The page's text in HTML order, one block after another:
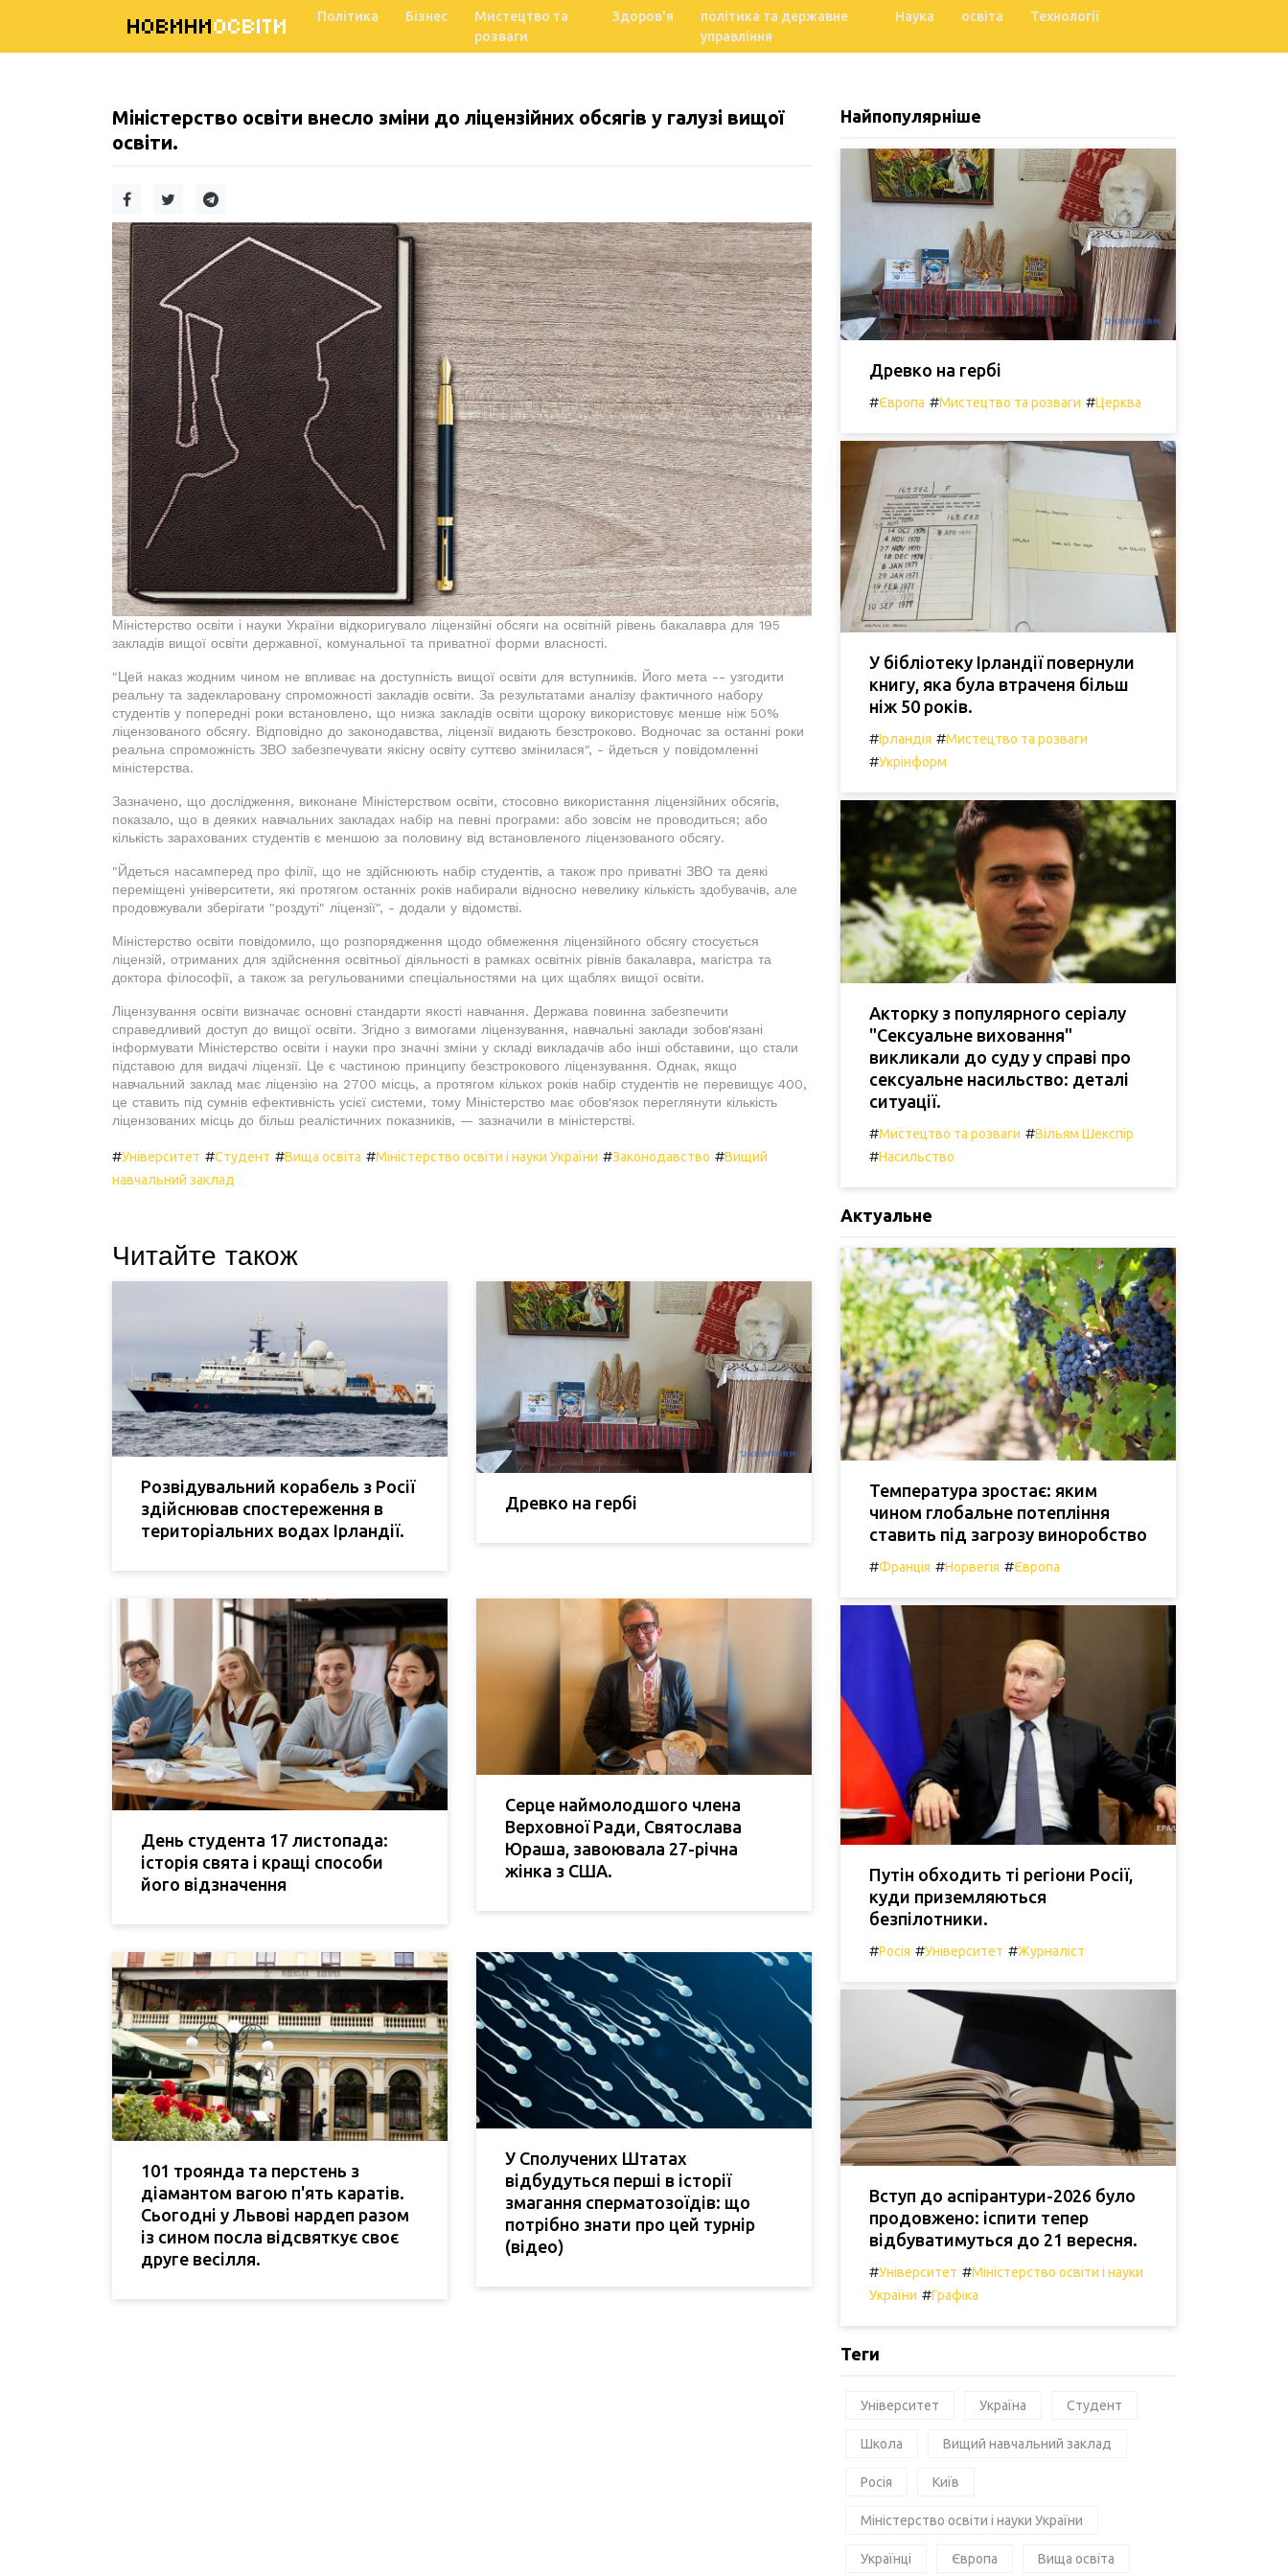
НОВИНИОСВІТИ Політика Бізнес
Мистецтво та
розваги
Здоров'я
політика та державне
управління
Наука освіта Технології
Міністерство освіти внесло зміни до ліцензійних обсягів у галузі вищої
освіти.
Міністерство освіти і науки України відкоригувало ліцензійні обсяги на освітній рівень бакалавра для 195
закладів вищої освіти державної, комунальної та приватної форми власності.
"Цей наказ жодним чином не впливає на доступність вищої освіти для вступників. Його мета -- узгодити
реальну та задекларовану спроможності закладів освіти. За результатами аналізу фактичного набору
студентів у попередні роки встановлено, що низка закладів освіти щороку використовує менше ніж 50%
ліцензованого обсягу. Відповідно до законодавства, ліцензії видають безстроково. Водночас за останні роки
реальна спроможність ЗВО забезпечувати якісну освіту суттєво змінилася", - йдеться у повідомленні
міністерства.
Зазначено, що дослідження, виконане Міністерством освіти, стосовно використання ліцензійних обсягів,
показало, що в деяких навчальних закладах набір на певні програми: або зовсім не проводиться; або
кількість зарахованих студентів є меншою за половину від встановленого ліцензованого обсягу.
"Йдеться насамперед про філії, що не здійснюють набір студентів, а також про приватні ЗВО та деякі
переміщені університети, які протягом останніх років набирали відносно невелику кількість здобувачів, але
продовжували зберігати "роздуті" ліцензії", - додали у відомстві.
Міністерство освіти повідомило, що розпорядження щодо обмеження ліцензійного обсягу стосується
ліцензій, отриманих для здійснення освітньої діяльності в рамках освітніх рівнів бакалавра, магістра та
доктора філософії, а також за регульованими спеціальностями на цих щаблях вищої освіти.
Ліцензування освіти визначає основні стандарти якості навчання. Держава повинна забезпечити
справедливий доступ до вищої освіти. Згідно з вимогами ліцензування, навчальні заклади зобов'язані
інформувати Міністерство освіти і науки про значні зміни у складі викладачів або інші обставини, що стали
підставою для видачі ліцензії. Це є частиною принципу безстрокового ліцензування. Однак, якщо
навчальний заклад має ліцензію на 2700 місць, а протягом кількох років набір студентів не перевищує 400,
це ставить під сумнів ефективність усієї системи, тому Міністерство має обов'язок переглянути кількість
ліцензованих місць до більш реалістичних показників, — зазначили в міністерстві.
#Університет #Студент #Вища освіта #Міністерство освіти і науки України #Законодавство #Вищий
навчальний заклад
Читайте також
Розвідувальний корабель з Росії
здійснював спостереження в
територіальних водах Ірландії.
Древко на гербі
День студента 17 листопада:
історія свята і кращі способи
його відзначення
Серце наймолодшого члена
Верховної Ради, Святослава
Юраша, завоювала 27-річна
жінка з США.
101 троянда та перстень з
діамантом вагою п'ять каратів.
Сьогодні у Львові нардеп разом
із сином посла відсвяткує своє
друге весілля.
У Сполучених Штатах
відбудуться перші в історії
змагання сперматозоїдів: що
потрібно знати про цей турнір
(відео)
Найпопулярніше
Древко на гербі
#Європа #Мистецтво та розваги #Церква
У бібліотеку Ірландії повернули
книгу, яка була втраченя більш
ніж 50 років.
#Ірландія #Мистецтво та розваги
#Укрінформ
Акторку з популярного серіалу
"Сексуальне виховання"
викликали до суду у справі про
сексуальне насильство: деталі
ситуації.
#Мистецтво та розваги #Вільям Шекспір
#Насильство
Актуальне
Температура зростає: яким
чином глобальне потепління
ставить під загрозу виноробство
#Франція #Норвегія #Європа
Путін обходить ті регіони Росії,
куди приземляються
безпілотники.
#Росія #Університет #Журналіст
Вступ до аспірантури-2026 було
продовжено: іспити тепер
відбуватимуться до 21 вересня.
#Університет #Міністерство освіти і науки
України #Графіка
Теги
Університет Україна Студент
Школа Вищий навчальний заклад
Росія Київ
Міністерство освіти і науки України
Українці Європа Вища освіта